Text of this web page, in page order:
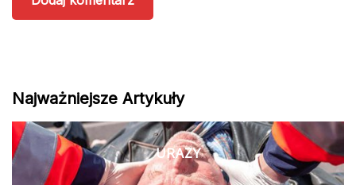
Najważniejsze Artykuły
URAZY